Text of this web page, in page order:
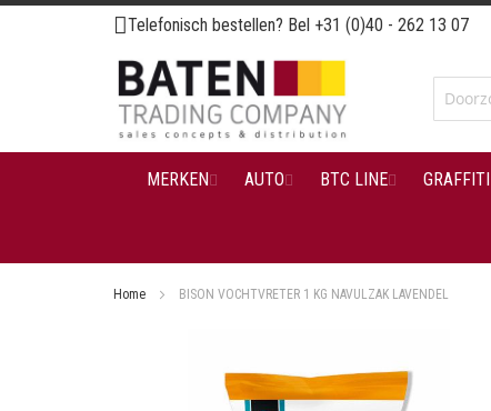
Ga
naar
de
inhoud
Telefonisch bestellen? Bel +31 (0)40 - 262 13 07
MERKEN AUTO BTC LINE GRAFFITI
Home BISON VOCHTVRETER 1 KG NAVULZAK LAVENDEL